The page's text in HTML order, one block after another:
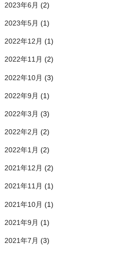
2023年6月 (2)
2023年5月 (1)
2022年12月 (1)
2022年11月 (2)
2022年10月 (3)
2022年9月 (1)
2022年3月 (3)
2022年2月 (2)
2022年1月 (2)
2021年12月 (2)
2021年11月 (1)
2021年10月 (1)
2021年9月 (1)
2021年7月 (3)